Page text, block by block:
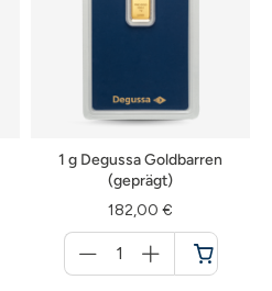
1 g Degussa Goldbarren
(geprägt)
182,00 €
für
Warenkorb